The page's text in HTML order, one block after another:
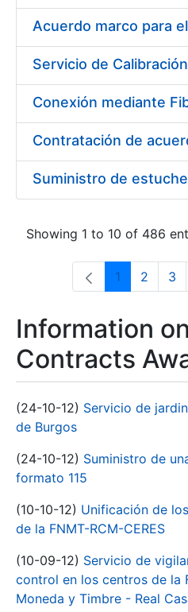
Showing 1 to 10 of 486
Page
1 Page
2 3
Information
Contracts
(24-10-12) Servicio de
de Burgos
(24-10-12) Suministro de
formato 115
(10-10-12) Unificación de
de la FNMT-RCM-CERES
(10-09-12) Servicio de
control en los centros de la
Moneda y Timbre - Real